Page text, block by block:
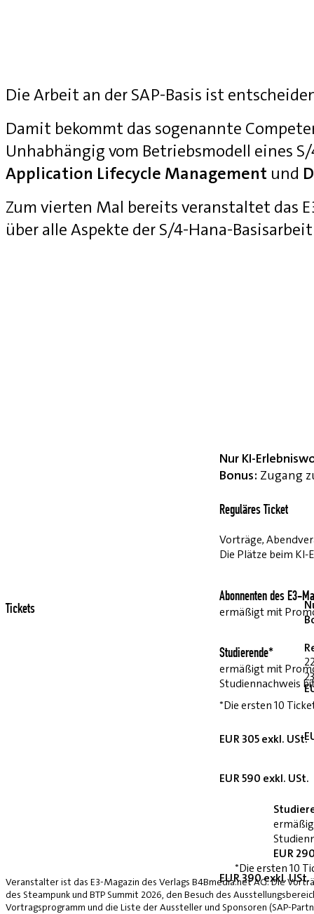
Die Arbeit an der SAP-Basis ist
Damit bekommt das sogenannte
Unhabhängig vom Betriebsmodell eines
Application Lifecycle Management und
Zum vierten Mal bereits veranstaltet das
über alle Aspekte der S/4-Hana-
Nur KI-
Bonus: Zugang
Reguläres Ticket
Vorträge,
Die Plätze beim
Abonnenten des E3-
ermäßigt mit
Studierende*
ermäßigt mit
Studiennachweis
*Die ersten 10
EUR 305 exkl. USt.
EUR 590 exkl. USt.
EUR 390 exkl. USt.
Tickets
EUR
*Die ersten 10
Veranstalter ist das E3-Magazin des Verlags B4Bmedia.net AG. Die
des Steampunk und BTP Summit 2026, den Besuch des
Vortragsprogramm und die Liste der Aussteller und Sponsoren (SAP-